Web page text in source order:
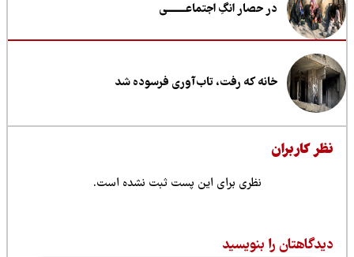
در حصار انگِ اجتماعــــــــی
خانه که رفت، تاب‌آوری فرسوده شد
کاربران
نظری برای این پست ثبت نشده است.
را بنویسید